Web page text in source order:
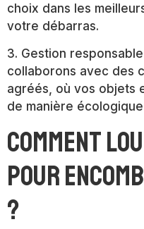
choix dans les
votre débarras.
3. Gestion
collaborons avec des
agréés, où vos objets
de manière
Comment
pour
?